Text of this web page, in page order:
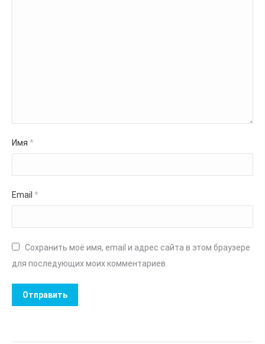
Имя *
Email *
Сохранить моё имя, email и адрес сайта в этом браузере
для последующих моих комментариев.